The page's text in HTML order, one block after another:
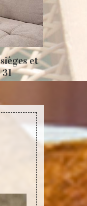
Tapissage
sièges 31